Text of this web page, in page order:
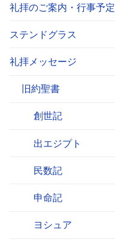
礼拝のご案内・行事予定
ステンドグラス
礼拝メッセージ
旧約聖書
創世記
出エジプト
民数記
申命記
ヨシュア